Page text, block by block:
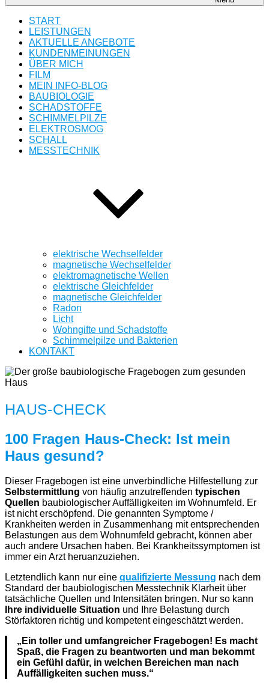
START
LEISTUNGEN
AKTUELLE ANGEBOTE
KUNDENMEINUNGEN
ÜBER MICH
FILM
MEIN INFO-BLOG
BAUBIOLOGIE
SCHADSTOFFE
SCHIMMELPILZE
ELEKTROSMOG
SCHALL
MESSTECHNIK
elektrische Wechselfelder
magnetische Wechselfelder
elektromagnetische Wellen
elektrische Gleichfelder
magnetische Gleichfelder
Radon
Licht
Wohngifte und Schadstoffe
Schimmelpilze und Bakterien
KONTAKT
HAUS-CHECK
100 Fragen Haus-Check: Ist mein
Haus gesund?
Dieser Fragebogen ist eine unverbindliche Hilfestellung zur
Selbstermittlung von häufig anzutreffenden typischen
Quellen baubiologischer Auffälligkeiten im Wohnumfeld. Er
ist nicht erschöpfend. Die genannten Symptome /
Krankheiten werden in Zusammenhang mit entsprechenden
Belastungen aus dem Wohnumfeld gebracht, können aber
auch andere Ursachen haben. Bei Krankheitssymptomen ist
immer ein Arzt heruanzuziehen.
Letztendlich kann nur eine qualifizierte Messung nach dem
Standard der baubiologischen Messtechnik Klarheit über
tatsächliche Quellen und Intensitäten bringen. Nur so kann
Ihre individuelle Situation und Ihre Belastung durch
Störfaktoren richtig und kompetent eingeschätzt werden.
„Ein toller und umfangreicher Fragebogen! Es macht
Spaß, die Fragen zu beantworten und man bekommt
ein Gefühl dafür, in welchen Bereichen man nach
Auffälligkeiten suchen muss.“